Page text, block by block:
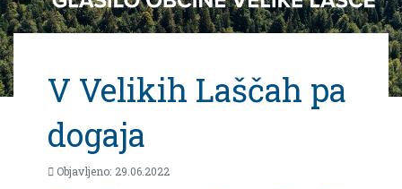
V Velikih Laščah pa
dogaja
Objavljeno: 29.06.2022